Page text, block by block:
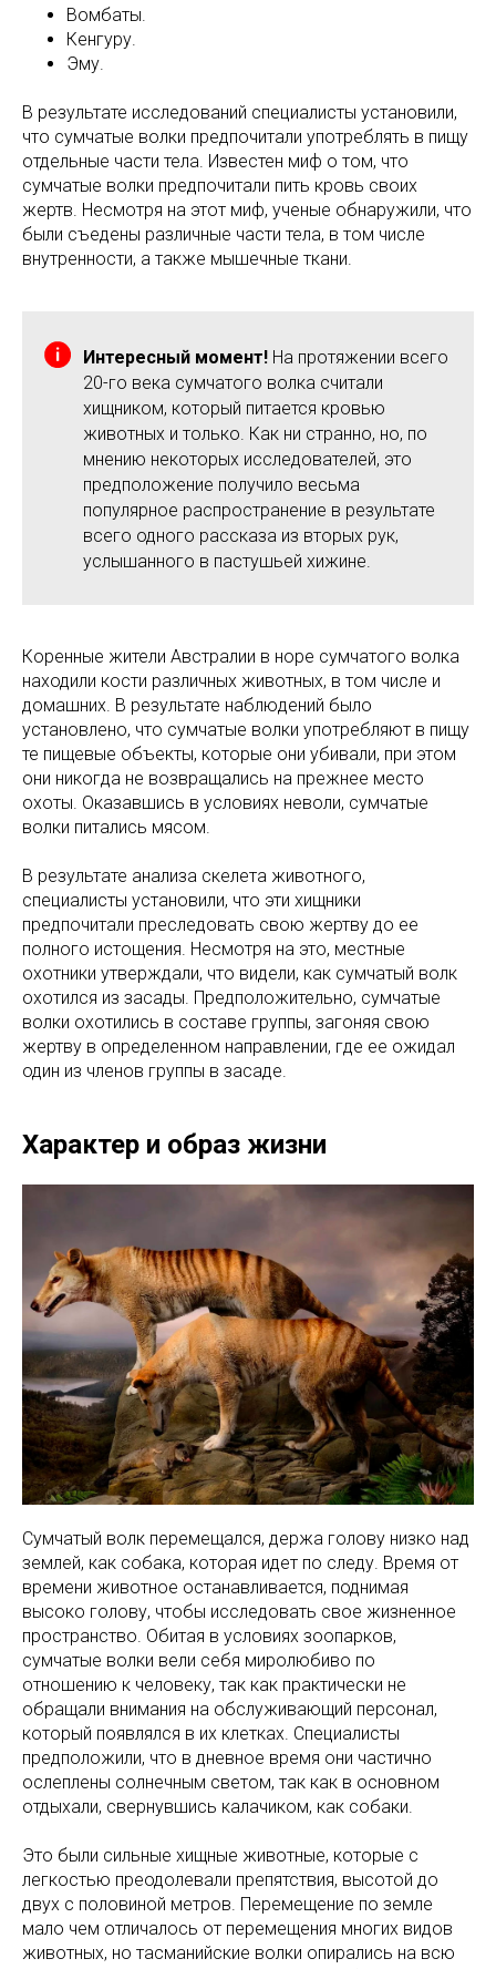
Вомбаты.
Кенгуру.
Эму.
В результате исследований специалисты установили,
что сумчатые волки предпочитали употреблять в пищу
отдельные части тела. Известен миф о том, что
сумчатые волки предпочитали пить кровь своих
жертв. Несмотря на этот миф, ученые обнаружили, что
были съедены различные части тела, в том числе
внутренности, а также мышечные ткани.
Интересный момент! На протяжении всего
20-го века сумчатого волка считали
хищником, который питается кровью
животных и только. Как ни странно, но, по
мнению некоторых исследователей, это
предположение получило весьма
популярное распространение в результате
всего одного рассказа из вторых рук,
услышанного в пастушьей хижине.
Коренные жители Австралии в норе сумчатого волка
находили кости различных животных, в том числе и
домашних. В результате наблюдений было
установлено, что сумчатые волки употребляют в пищу
те пищевые объекты, которые они убивали, при этом
они никогда не возвращались на прежнее место
охоты. Оказавшись в условиях неволи, сумчатые
волки питались мясом.
В результате анализа скелета животного,
специалисты установили, что эти хищники
предпочитали преследовать свою жертву до ее
полного истощения. Несмотря на это, местные
охотники утверждали, что видели, как сумчатый волк
охотился из засады. Предположительно, сумчатые
волки охотились в составе группы, загоняя свою
жертву в определенном направлении, где ее ожидал
один из членов группы в засаде.
Характер и образ жизни
Сумчатый волк перемещался, держа голову низко над
землей, как собака, которая идет по следу. Время от
времени животное останавливается, поднимая
высоко голову, чтобы исследовать свое жизненное
пространство. Обитая в условиях зоопарков,
сумчатые волки вели себя миролюбиво по
отношению к человеку, так как практически не
обращали внимания на обслуживающий персонал,
который появлялся в их клетках. Специалисты
предположили, что в дневное время они частично
ослеплены солнечным светом, так как в основном
отдыхали, свернувшись калачиком, как собаки.
Это были сильные хищные животные, которые с
легкостью преодолевали препятствия, высотой до
двух с половиной метров. Перемещение по земле
мало чем отличалось от перемещения многих видов
животных, но тасманийские волки опирались на всю